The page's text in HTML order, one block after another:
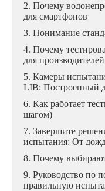
2. Почему
для смартфонов
3. Понимание
4. Почему
для
5. Камеры
LIB: Построенный
6. Как работает
шагом)
7. Завершите
испытания: От
8. Почему
9. Руководство по
правильную